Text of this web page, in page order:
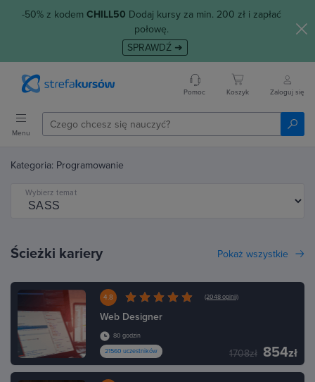
-50% z kodem CHILL50 Dodaj kursy za min. 200 zł i zapłać
połowę.
SPRAWDŹ ➜
Pomoc Koszyk Zaloguj się
Menu
Kategoria: Programowanie
Wybierz temat
Ścieżki kariery Pokaż wszystkie
4.8 (2048 opinii)
Web Designer
80 godzin
21560 uczestników
1708zł 854zł